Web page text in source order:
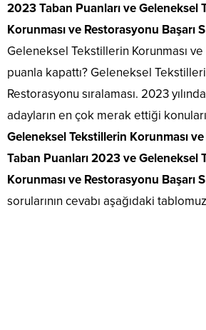
2023 Taban Puanlarıve Geleneksel
Korunması ve Restorasyonu Başarı
Geleneksel Tekstillerin Korunması
puanla kapattı? Geleneksel
Restorasyonu sıralaması. 2023
adayların en çok merak ettiği
Geleneksel Tekstillerin Korunması
Taban Puanları 2023 ve Geleneksel
Korunması ve Restorasyonu Başarı
sorularının cevabı aşağıdaki